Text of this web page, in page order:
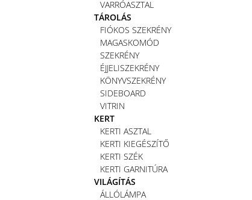
VARRÓASZTAL
TÁROLÁS
FIÓKOS SZEKRÉNY
MAGASKOMÓD
SZEKRÉNY
ÉJJELISZEKRÉNY
KÖNYVSZEKRÉNY
SIDEBOARD
VITRIN
KERT
KERTI ASZTAL
KERTI KIEGÉSZÍTŐ
KERTI SZÉK
KERTI GARNITÚRA
VILÁGÍTÁS
ÁLLÓLÁMPA